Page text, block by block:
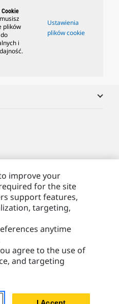
Cookie
plików
i
Ustawienia
plików cookie
Wszelkie prawa zastrzeżone.
improve your
for the site
support features,
targeting,
anytime
agree to the use of
and targeting